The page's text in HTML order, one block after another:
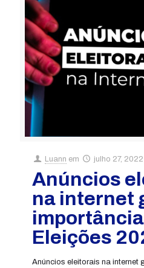
Luann em julho 27, 2022
Anúncios
na internet
Eleições
Anúncios eleitorais na internet